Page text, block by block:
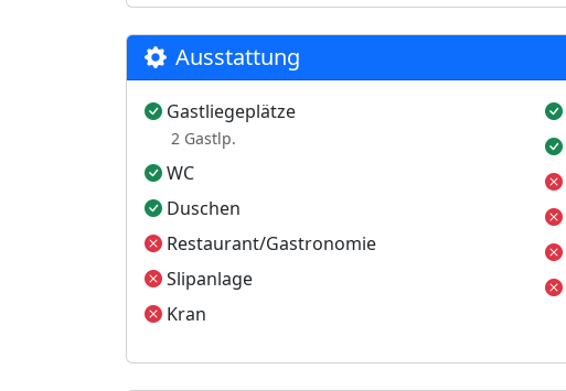
Ausstattung
Gastliegeplätze
2 Gastlp.
WC
Duschen
Restaurant/Gastronomie
Slipanlage
Kran